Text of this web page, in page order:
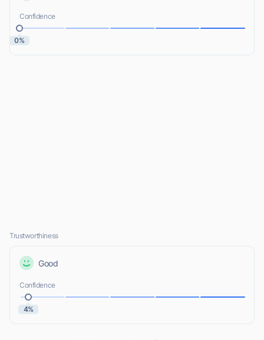
Confidence
0%
Trustworthiness
Good
Confidence
4%